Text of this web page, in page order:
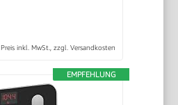
Preis inkl. MwSt., zzgl. Versandkosten
EMPFEHLUNG